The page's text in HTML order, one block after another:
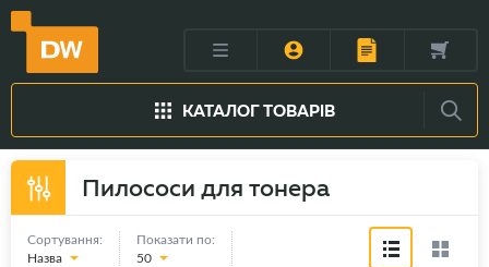
КАТАЛОГ ТОВАРІВ
Пилососи для тонера
Сортування:
Назва
Показати по:
50